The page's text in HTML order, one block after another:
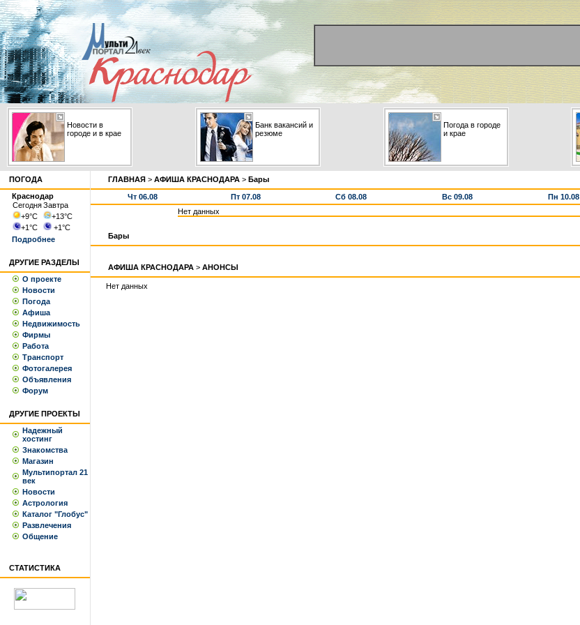
Новости в
городе и в крае
Банк вакансий и
резюме
Погода в городе
и крае
ПОГОДА
Краснодар
СегодняЗавтра
+9°С +13°С
+1°С +1°С
Подробнее
ДРУГИЕ РАЗДЕЛЫ
О проекте
Новости
Погода
Афиша
Недвижимость
Фирмы
Работа
Транспорт
Фотогалерея
Объявления
Форум
ДРУГИЕ ПРОЕКТЫ
Надежный
хостинг
Знакомства
Магазин
Мультипортал 21
век
Новости
Астрология
Каталог "Глобус"
Развлечения
Общение
СТАТИСТИКА
ГЛАВНАЯ > АФИША КРАСНОДАРА > Бары
Чт 06.08 Пт 07.08 Сб 08.08 Вс 09.08 Пн 10.08
Нет данных
Бары
АФИША КРАСНОДАРА > АНОНСЫ
Нет данных